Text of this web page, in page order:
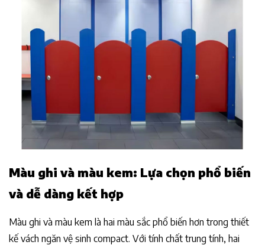
Màu ghi và màu kem: Lựa chọn phổ biến
và dễ dàng kết hợp
Màu ghi và màu kem là hai màu sắc phổ biến hơn trong thiết
kế vách ngăn vệ sinh compact. Với tính chất trung tính, hai